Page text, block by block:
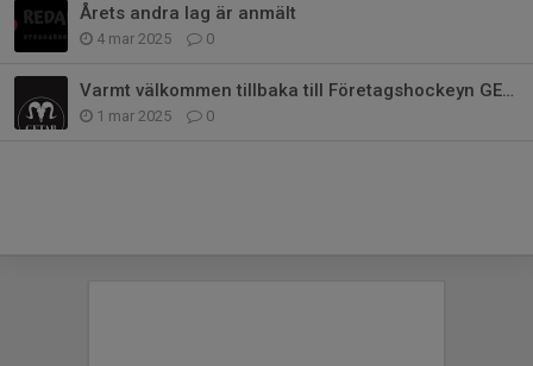
Årets andra lag är anmält
4 mar 2025 0
Varmt välkommen tillbaka till Företagshockeyn GETAB
1 mar 2025 0